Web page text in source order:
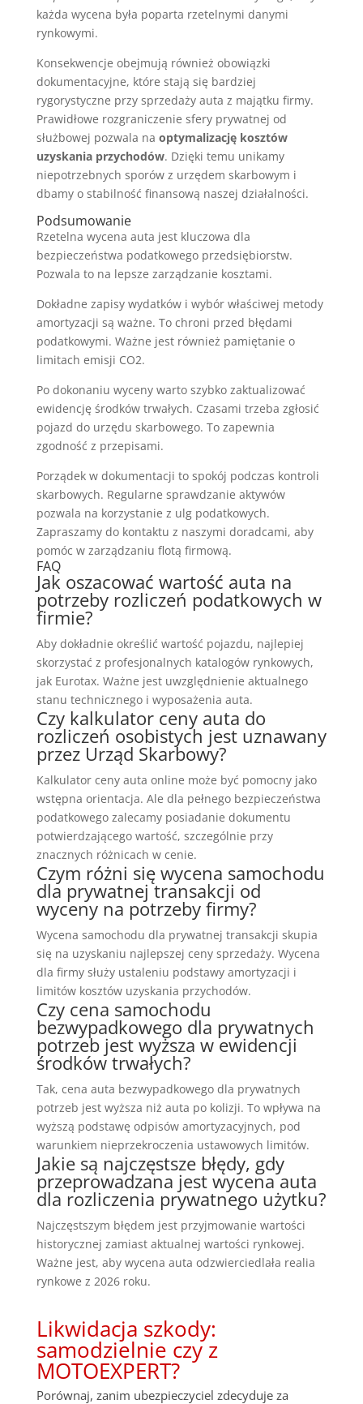
każda wycena była poparta rzetelnymi danymi
rynkowymi.
Konsekwencje obejmują również obowiązki
dokumentacyjne, które stają się bardziej
rygorystyczne przy sprzedaży auta z majątku firmy.
Prawidłowe rozgraniczenie sfery prywatnej od
służbowej pozwala na optymalizację kosztów
uzyskania przychodów. Dzięki temu unikamy
niepotrzebnych sporów z urzędem skarbowym i
dbamy o stabilność finansową naszej działalności.
Podsumowanie
Rzetelna wycena auta jest kluczowa dla
bezpieczeństwa podatkowego przedsiębiorstw.
Pozwala to na lepsze zarządzanie kosztami.
Dokładne zapisy wydatków i wybór właściwej metody
amortyzacji są ważne. To chroni przed błędami
podatkowymi. Ważne jest również pamiętanie o
limitach emisji CO2.
Po dokonaniu wyceny warto szybko zaktualizować
ewidencję środków trwałych. Czasami trzeba zgłosić
pojazd do urzędu skarbowego. To zapewnia
zgodność z przepisami.
Porządek w dokumentacji to spokój podczas kontroli
skarbowych. Regularne sprawdzanie aktywów
pozwala na korzystanie z ulg podatkowych.
Zapraszamy do kontaktu z naszymi doradcami, aby
pomóc w zarządzaniu flotą firmową.
FAQ
Jak oszacować wartość auta na
potrzeby rozliczeń podatkowych w
firmie?
Aby dokładnie określić wartość pojazdu, najlepiej
skorzystać z profesjonalnych katalogów rynkowych,
jak Eurotax. Ważne jest uwzględnienie aktualnego
stanu technicznego i wyposażenia auta.
Czy kalkulator ceny auta do
rozliczeń osobistych jest uznawany
przez Urząd Skarbowy?
Kalkulator ceny auta online może być pomocny jako
wstępna orientacja. Ale dla pełnego bezpieczeństwa
podatkowego zalecamy posiadanie dokumentu
potwierdzającego wartość, szczególnie przy
znacznych różnicach w cenie.
Czym różni się wycena samochodu
dla prywatnej transakcji od
wyceny na potrzeby firmy?
Wycena samochodu dla prywatnej transakcji skupia
się na uzyskaniu najlepszej ceny sprzedaży. Wycena
dla firmy służy ustaleniu podstawy amortyzacji i
limitów kosztów uzyskania przychodów.
Czy cena samochodu
bezwypadkowego dla prywatnych
potrzeb jest wyższa w ewidencji
środków trwałych?
Tak, cena auta bezwypadkowego dla prywatnych
potrzeb jest wyższa niż auta po kolizji. To wpływa na
wyższą podstawę odpisów amortyzacyjnych, pod
warunkiem nieprzekroczenia ustawowych limitów.
Jakie są najczęstsze błędy, gdy
przeprowadzana jest wycena auta
dla rozliczenia prywatnego użytku?
Najczęstszym błędem jest przyjmowanie wartości
historycznej zamiast aktualnej wartości rynkowej.
Ważne jest, aby wycena auta odzwierciedlała realia
rynkowe z 2026 roku.
Likwidacja szkody:
samodzielnie czy z
MOTOEXPERT?
Porównaj, zanim ubezpieczyciel zdecyduje za